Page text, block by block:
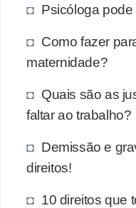
Psicóloga
Como fazer
maternidade?
Quais são as
faltar ao trabalho?
Demissão e
direitos!
10 direitos que